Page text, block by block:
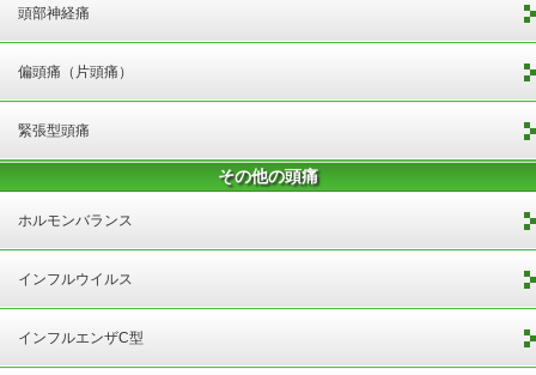
頭部神経痛
偏頭痛（片頭痛）
緊張型頭痛
その他の頭痛
ホルモンバランス
インフルウイルス
インフルエンザC型